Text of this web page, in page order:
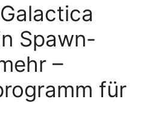
Spawn-
–
für